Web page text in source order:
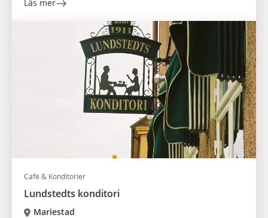
Läs mer
Café & Konditorier
Lundstedts konditori
Mariestad